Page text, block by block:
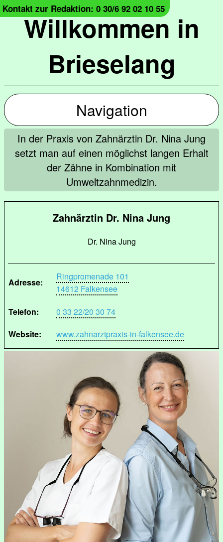
Willkommen in
Brieselang
Kontakt zur Redaktion: 0 30/6 92 02 10 55
Navigation
In der Praxis von Zahnärztin Dr. Nina Jung
setzt man auf einen möglichst langen Erhalt
der Zähne in Kombination mit
Umweltzahnmedizin.
Zahnärztin Dr. Nina Jung
Dr. Nina Jung
Adresse:
Ringpromenade 101
14612 Falkensee
Telefon:
0 33 22/20 30 74
Website:
www.zahnarztpraxis-in-falkensee.de